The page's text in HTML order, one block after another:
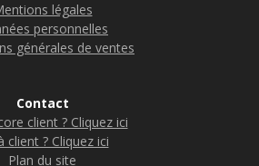
légales
personnelles
générales de ventes
Contact
client ? Cliquez ici
client ? Cliquez ici
Plan du site